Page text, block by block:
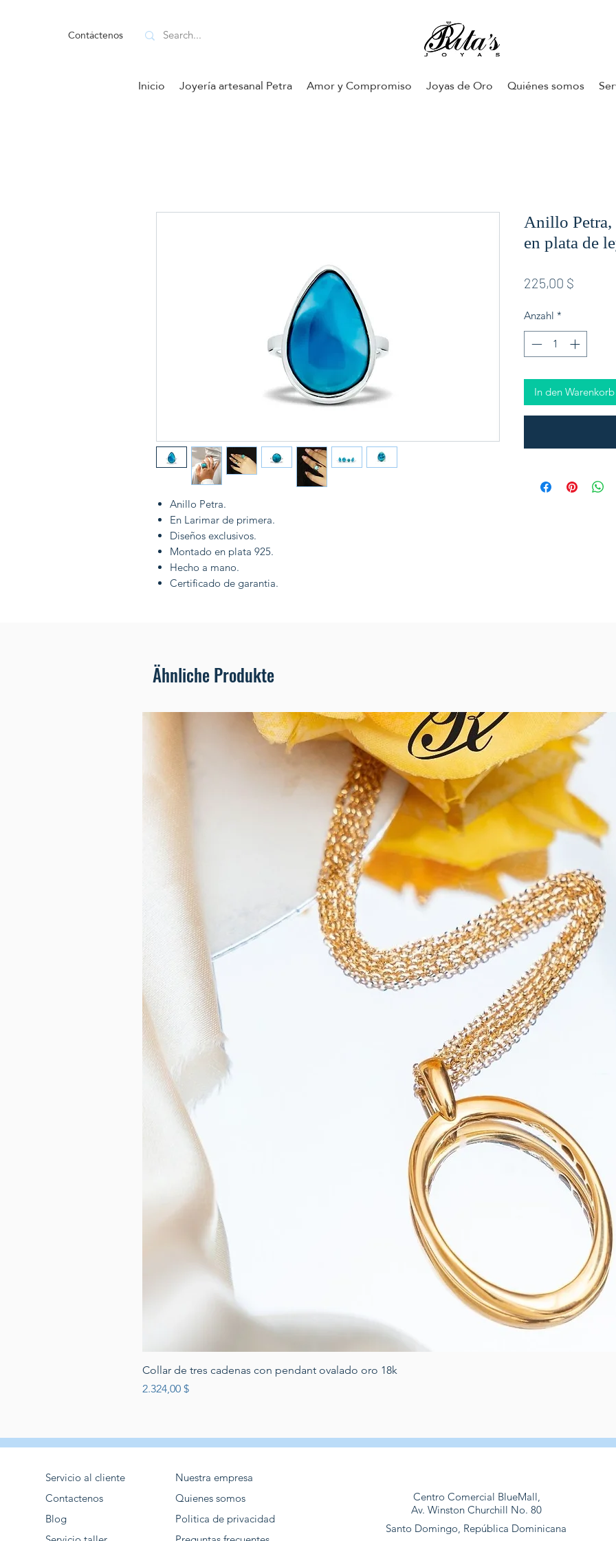
Contáctenos
Inicio Joyería artesanal Petra Amor y Compromiso Joyas de Oro Quiénes somos
Anillo Petra.
En Larimar de primera.
Diseños exclusivos.
Montado en plata 925.
Hecho a mano.
Certificado de garantia.
Anillo Petra,
en plata de
225,00 $
Anzahl *
In den Warenkorb
Ähnliche Produkte
Collar de tres cadenas con pendant ovalado oro 18k
Preis
2.324,00 $
Servicio al cliente
Contactenos
Blog
Nuestra empresa
Quienes somos
Politica de privacidad
Centro Comercial BlueMall,
Av. Winston Churchill No. 80
Santo Domingo, República Dominicana